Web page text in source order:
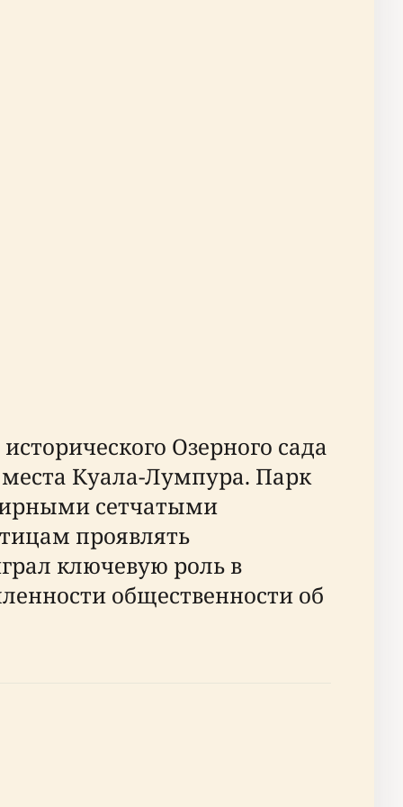
Озерного сада
Куала-Лумпура. Парк
сетчатыми
проявлять
ключевую роль в
общественности об